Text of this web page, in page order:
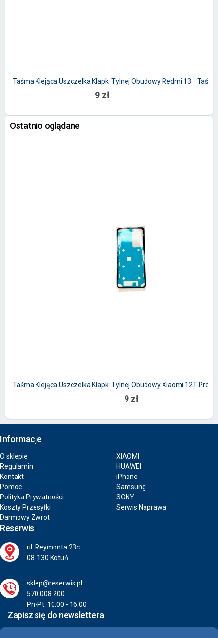
Taśma Klejąca Uszczelka Klapki Tylnej Obudowy Redmi 13
9 zł
Ostatnio oglądane
Taśma Klejąca Uszczelka Klapki Tylnej Obudowy Xiaomi 12T Pro /
9 zł
Informacje
O sklepie
Regulamin
Kontakt
Pomoc
Polityka Prywatności
Koszty Przesyłki
Darmowy Zwrot
XIAOMI
HUAWEI
iPhone
Samsung
SONY
Serwis Naprawa
Reserwis
ul. Reymonta 23c
08-130 Kotuń
sklep@reserwis.pl
570 008 200
Pn-Pt: 10.00 - 16.00
Zapisz się do newslettera